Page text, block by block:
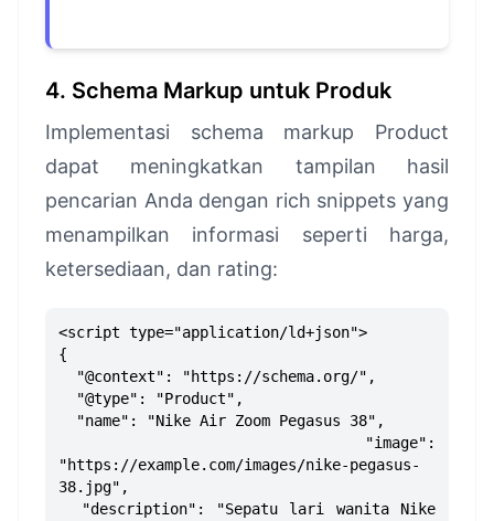
4. Schema Markup untuk Produk
Implementasi schema markup Product
dapat meningkatkan tampilan hasil
pencarian Anda dengan rich snippets yang
menampilkan informasi seperti harga,
ketersediaan, dan rating:
<script type="application/ld+json">
{
"@context": "https://schema.org/",
"@type": "Product",
"name": "Nike Air Zoom Pegasus 38",
"image":
"https://example.com/images/nike-pegasus-
38.jpg",
"description": "Sepatu lari wanita Nike